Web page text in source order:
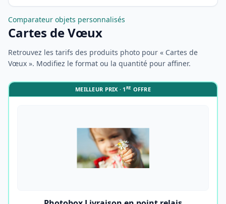
Comparateur objets personnalisés
Cartes de Vœux
Retrouvez les tarifs des produits photo pour « Cartes de
Vœux ». Modifiez le format ou la quantité pour affiner.
MEILLEUR PRIX · 1RE OFFRE